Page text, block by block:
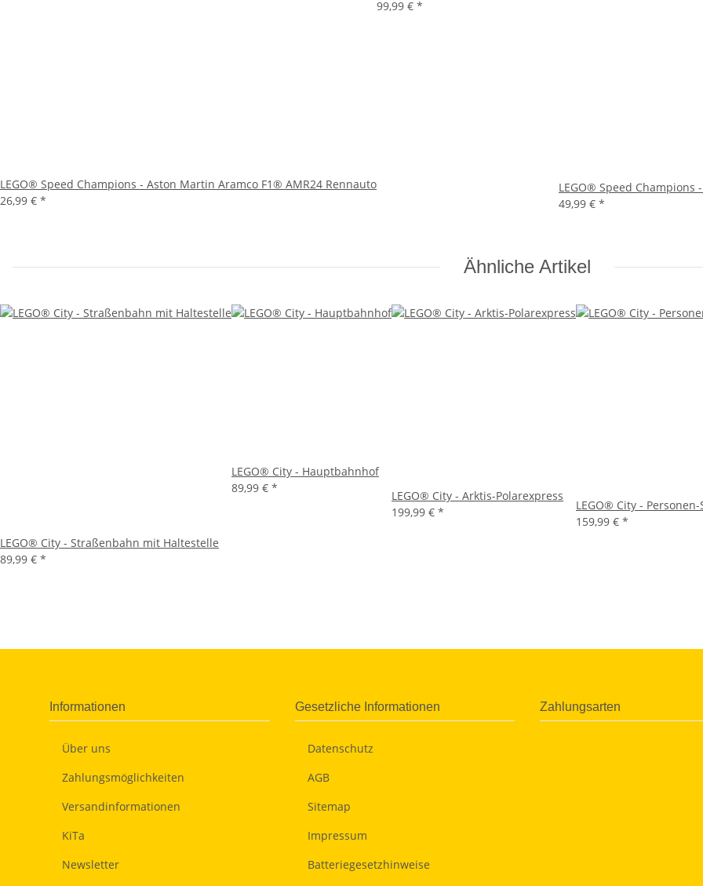
LEGO® Speed Champions - Aston Martin Aramco F1® AMR24 Rennauto
26,99 € *
99,99 € *
LEGO® Speed Champions
49,99 € *
Ähnliche Artikel
LEGO® City - Straßenbahn mit Haltestelle
89,99 € *
LEGO® City - Hauptbahnhof
89,99 € *
LEGO® City - Arktis-Polarexpress
199,99 € *
LEGO® City -
159,99 € *
Informationen
Über uns
Zahlungsmöglichkeiten
Versandinformationen
KiTa
Newsletter
Gesetzliche Informationen
Datenschutz
AGB
Sitemap
Impressum
Batteriegesetzhinweise
Zahlungsarten